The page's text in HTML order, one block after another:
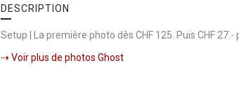
DESCRIPTION
Setup | La première photo dès CHF 125. Puis CHF
⇢ Voir plus de photos Ghost